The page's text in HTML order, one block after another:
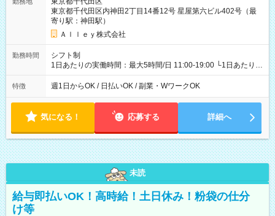
東京都千代田区内神田2丁目14番12号 星屋第六ビル402号（最
寄り駅：神田駅）
Ａｌｌｅｙ株式会社
勤務時間
シフト制
1日あたりの実働時間：最大5時間/日 11:00-19:00 └1日あたりの
実働時間：1-5時間 └上記の時間帯内であれば、いつでも勤務可
能！ └平日・土曜日の中で、お好きな曜日でご勤務いただけま
18:00 などのように、自由な働き方が可能なお仕事です！
特徴 週1日からOK / 日払いOK / 副業・WワークOK
気になる！ 応募する 詳細へ
未読
給与即払いOK！高時給！土日休み！粉袋の仕分
け等